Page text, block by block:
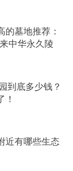
永恒璀璨的
务，价格分
格表概览，无
，天寿陵园
方案。如需
专业而贴心的
的墓地推荐：
中华永久陵
到底多少钱？
！
近有哪些生态